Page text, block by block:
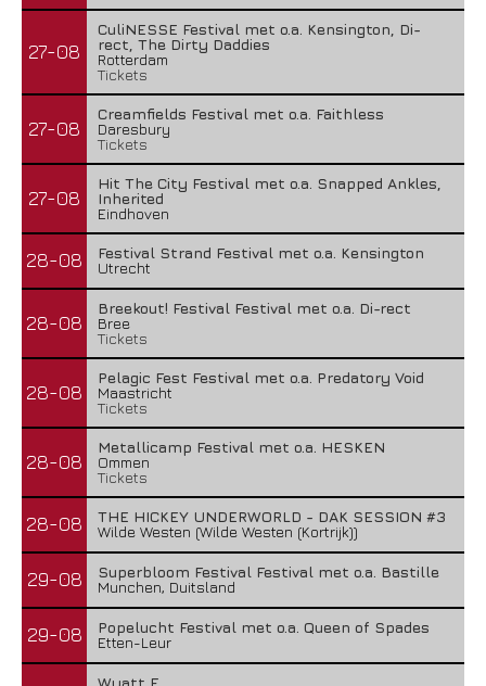
27-08
CuliNESSE Festival met o.a. Kensington, Di-
rect, The Dirty Daddies
Rotterdam
Tickets
27-08
Creamfields Festival met o.a. Faithless
Daresbury
Tickets
27-08
Hit The City Festival met o.a. Snapped Ankles,
Inherited
Eindhoven
28-08
Festival Strand Festival met o.a. Kensington
Utrecht
28-08
Breekout! Festival Festival met o.a. Di-rect
Bree
Tickets
28-08
Pelagic Fest Festival met o.a. Predatory Void
Maastricht
Tickets
28-08
Metallicamp Festival met o.a. HESKEN
Ommen
Tickets
28-08
THE HICKEY UNDERWORLD - DAK SESSION #3
Wilde Westen (Wilde Westen (Kortrijk))
29-08
Superbloom Festival Festival met o.a. Bastille
Munchen, Duitsland
29-08
Popelucht Festival met o.a. Queen of Spades
Etten-Leur
Wyatt E.